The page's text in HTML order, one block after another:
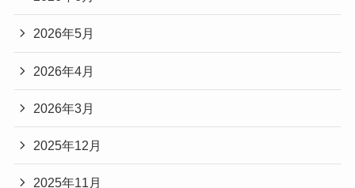
2026年5月
2026年4月
2026年3月
2025年12月
2025年11月